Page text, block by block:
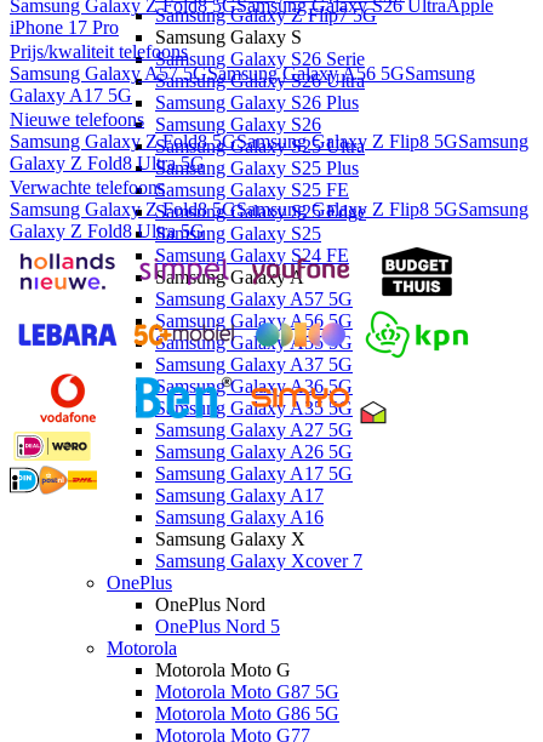
Samsung Galaxy Z Flip7 5G
Samsung Galaxy S
Samsung Galaxy S26 Serie
Samsung Galaxy S26 Ultra
Samsung Galaxy S26 Plus
Samsung Galaxy S26
Samsung Galaxy S25 Ultra
Samsung Galaxy S25 Plus
Samsung Galaxy S25 FE
Samsung Galaxy S25 Edge
Samsung Galaxy S25
Samsung Galaxy S24 FE
Samsung Galaxy A
Samsung Galaxy A57 5G
Samsung Galaxy A56 5G
Samsung Galaxy A55 5G
Samsung Galaxy A37 5G
Samsung Galaxy A36 5G
Samsung Galaxy A35 5G
Samsung Galaxy A27 5G
Samsung Galaxy A26 5G
Samsung Galaxy A17 5G
Samsung Galaxy A17
Samsung Galaxy A16
Samsung Galaxy X
Samsung Galaxy Xcover 7
OnePlus
OnePlus Nord
OnePlus Nord 5
Motorola
Motorola Moto G
Motorola Moto G87 5G
Motorola Moto G86 5G
Motorola Moto G77
Samsung Galaxy Z Fold8 5GSamsung Galaxy S26 UltraApple
iPhone 17 Pro
Prijs/kwaliteit telefoons
Samsung Galaxy A57 5GSamsung Galaxy A56 5GSamsung
Galaxy A17 5G
Nieuwe telefoons
Samsung Galaxy Z Fold8 5GSamsung Galaxy Z Flip8 5GSamsung
Galaxy Z Fold8 Ultra 5G
Verwachte telefoons
Samsung Galaxy Z Fold8 5GSamsung Galaxy Z Flip8 5GSamsung
Galaxy Z Fold8 Ultra 5G